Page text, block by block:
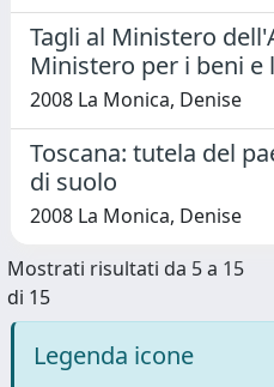
Tagli al Ministero
Ministero per i beni
2008 La Monica, Denise
Toscana: tutela del
di suolo
2008 La Monica, Denise
Mostrati risultati da 5 a 15
di 15
Legenda icone